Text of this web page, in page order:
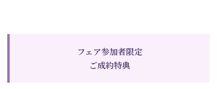
フェア参加者限定
ご成約特典